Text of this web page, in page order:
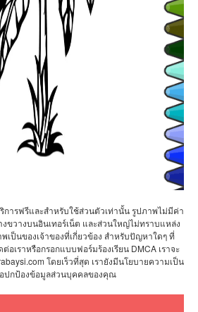
ารฟรีและสำหรับใช้ส่วนตัวเท่านั้น รูปภาพไม่มีค่า
ขวางบนอินเทอร์เน็ต และส่วนใหญ่ไม่ทราบแหล่ง
ป็นของเจ้าของที่เกี่ยวข้อง สำหรับปัญหาใดๆ ที่
อเราหรือกรอกแบบฟอร์มร้องเรียน DMCA เราจะ
โดยเร็วที่สุด เรายังมีนโยบายความเป็น
ปกป้องข้อมูลส่วนบุคคลของคุณ